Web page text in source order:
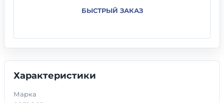
БЫСТРЫЙ ЗАКАЗ
Характеристики
Марка